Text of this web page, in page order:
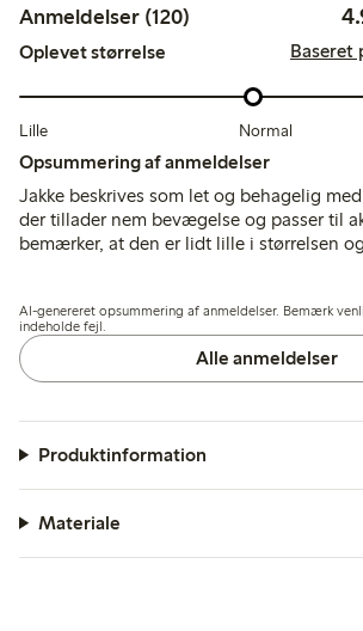
Anmeldelser (120)
Oplevet størrelse Baseret
Lille Normal
Opsummering af anmeldelser
Jakke beskrives som let og behagelig
der tillader nem bevægelse og passer til
bemærker, at den er lidt lille i størrelsen
vælge en størrelse større, og nævner
åndbar og tilbøjelig til at krybe op under
AI-genereret opsummering af anmeldelser. Bemærk
indeholde fejl.
Alle anmeldelser
Produktinformation
Materiale